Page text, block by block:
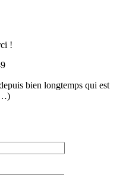
!
bien longtemps qui est